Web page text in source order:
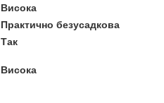
Висока
Практично безусадкова
Так
Висока